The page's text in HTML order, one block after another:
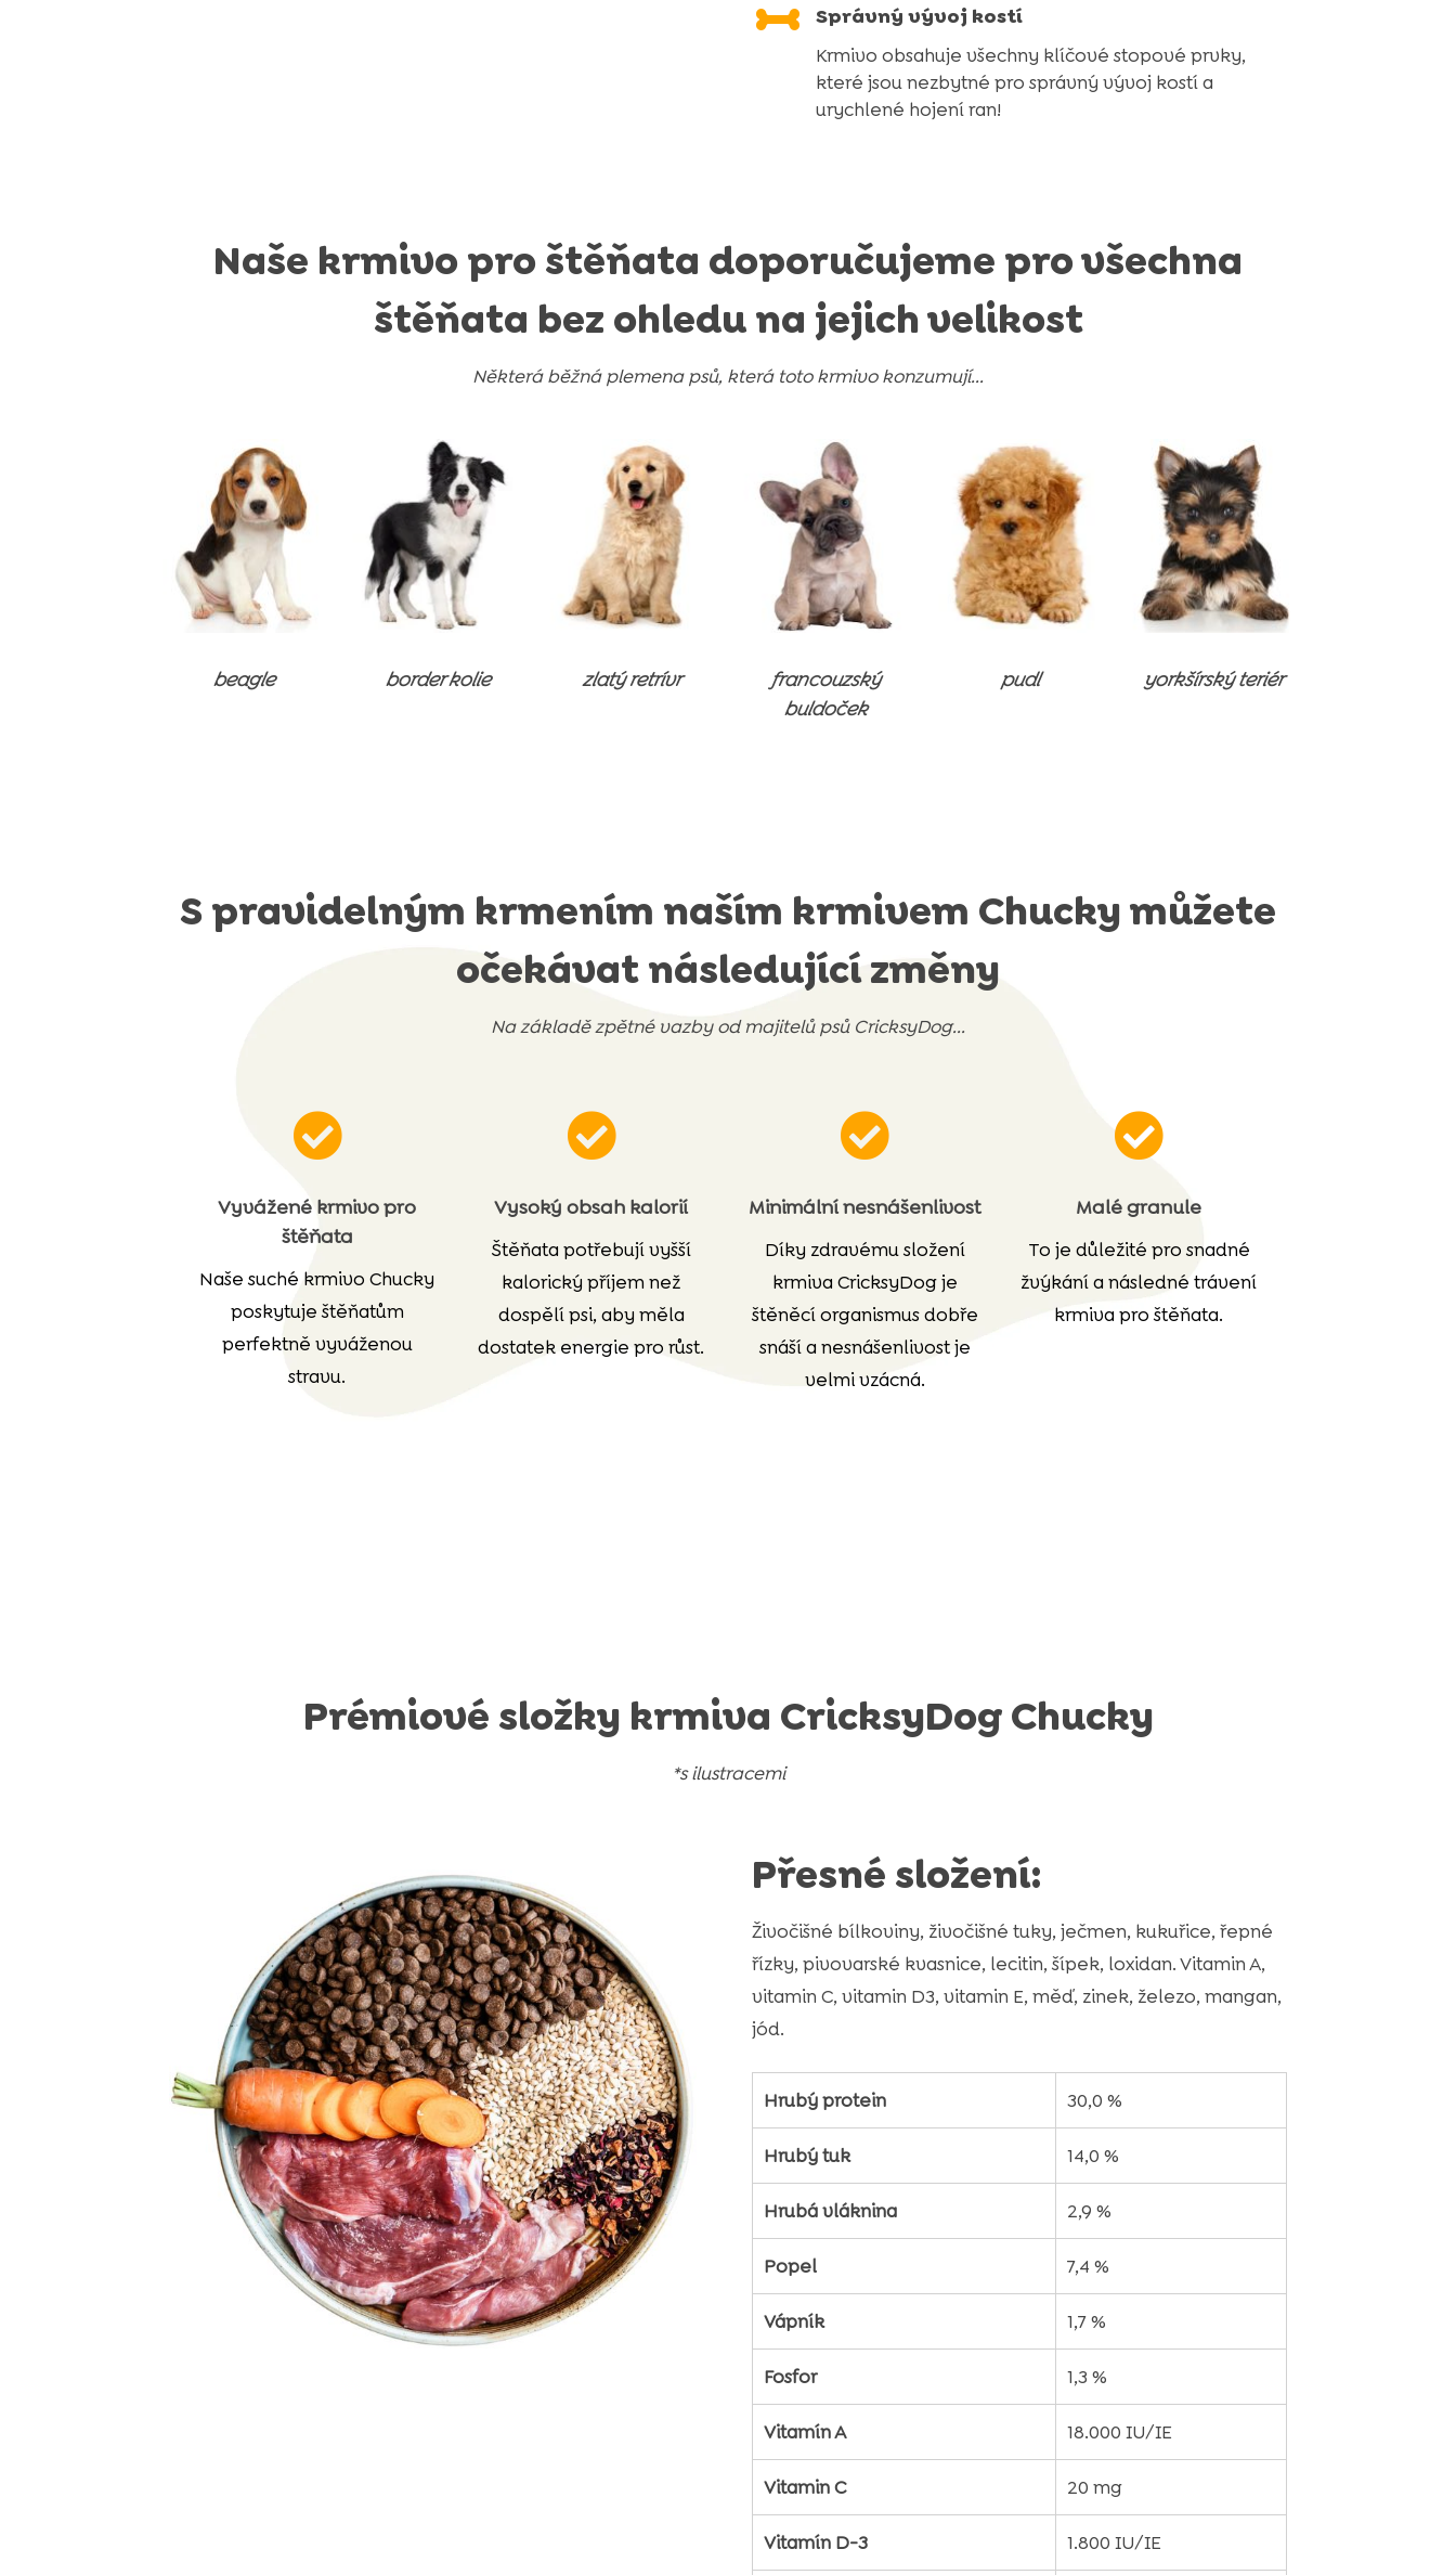
 Správný vývoj kostí
Krmivo obsahuje všechny klíčové stopové prvky,
které jsou nezbytné pro správný vývoj kostí a
urychlené hojení ran!
Naše krmivo pro štěňata doporučujeme pro všechna
štěňata bez ohledu na jejich velikost
Některá běžná plemena psů, která toto krmivo konzumují...
beagle border kolie zlatý retrívr
francouzský
buldoček
pudl yorkšírský teriér
S pravidelným krmením naším krmivem Chucky můžete
očekávat následující změny
Na základě zpětné vazby od majitelů psů CricksyDog...

Vyvážené krmivo pro
štěňata
Naše suché krmivo Chucky
poskytuje štěňatům
perfektně vyváženou
stravu.

Vysoký obsah kalorií
Štěňata potřebují vyšší
kalorický příjem než
dospělí psi, aby měla
dostatek energie pro růst.

Minimální nesnášenlivost
Díky zdravému složení
krmiva CricksyDog je
štěněcí organismus dobře
snáší a nesnášenlivost je
velmi vzácná.

Malé granule
To je důležité pro snadné
žvýkání a následné trávení
krmiva pro štěňata.
Prémiové složky krmiva CricksyDog Chucky
*s ilustracemi
Přesné složení:
Živočišné bílkoviny, živočišné tuky, ječmen, kukuřice, řepné
řízky, pivovarské kvasnice, lecitin, šípek, loxidan. Vitamin A,
vitamin C, vitamin D3, vitamin E, měď, zinek, železo, mangan,
jód.
Hrubý protein 30,0 %
Hrubý tuk 14,0 %
Hrubá vláknina 2,9 %
Popel 7,4 %
Vápník 1,7 %
Fosfor 1,3 %
Vitamín A 18.000 IU/IE
Vitamin C 20 mg
Vitamín D-3 1.800 IU/IE